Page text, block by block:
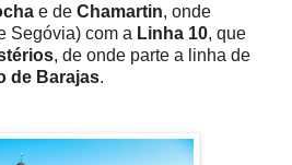
e de Chamartin, onde
Segóvia) com a Linha 10, que
, de onde parte a linha de
de Barajas.